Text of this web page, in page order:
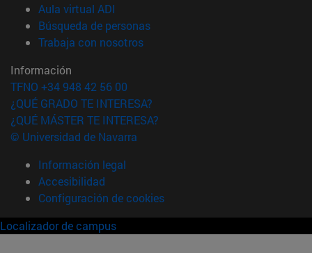
Aula virtual ADI
Búsqueda de personas(abre en nueva ventana)
Trabaja con nosotros(abre en nueva ventana)
Información
TFNO +34 948 42 56 00
¿QUÉ GRADO TE INTERESA?
¿QUÉ MÁSTER TE INTERESA?
© Universidad de Navarra
Información legal
Accesibilidad
Configuración de cookies
Localizador de campus